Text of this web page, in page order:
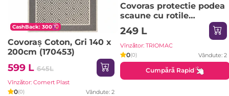
CashBack: 300
Covoraș Coton, Gri 140 x
200cm (170453)
599 L 645L
Vînzător: Comert Plast
0(0) Vândute: 2
Covoras protectie podea
scaune cu rotile
ELLIE,dimensiuni:
120x90 cm / 0.5mm
249 L
Vînzător: TRIOMAC
0(0) Vândute: 2
Cumpără Rapid